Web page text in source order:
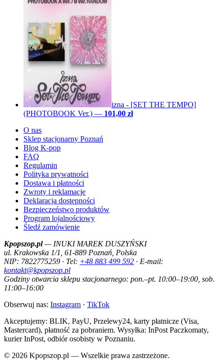
izna - [SET THE TEMPO]
(PHOTOBOOK Ver.) — 101,00 zł
O nas
Sklep stacjonarny Poznań
Blog K-pop
FAQ
Regulamin
Polityka prywatności
Dostawa i płatności
Zwroty i reklamacje
Deklaracja dostępności
Bezpieczeństwo produktów
Program lojalnościowy
Śledź zamówienie
Kpopszop.pl— INUKI MAREK DUSZYŃSKI
ul. Krakowska 1/1, 61-889 Poznań, Polska
NIP: 7822775259 · Tel: +48 883 499 592 · E-mail:
kontakt@kpopszop.pl
Godziny otwarcia sklepu stacjonarnego: pon.–pt. 10:00–19:00, sob.
11:00–16:00
Obserwuj nas: Instagram · TikTok
Akceptujemy: BLIK, PayU, Przelewy24, karty płatnicze (Visa,
Mastercard), płatność za pobraniem. Wysyłka: InPost Paczkomaty,
kurier InPost, odbiór osobisty w Poznaniu.
© 2026 Kpopszop.pl — Wszelkie prawa zastrzeżone.